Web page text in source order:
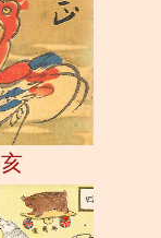
亥